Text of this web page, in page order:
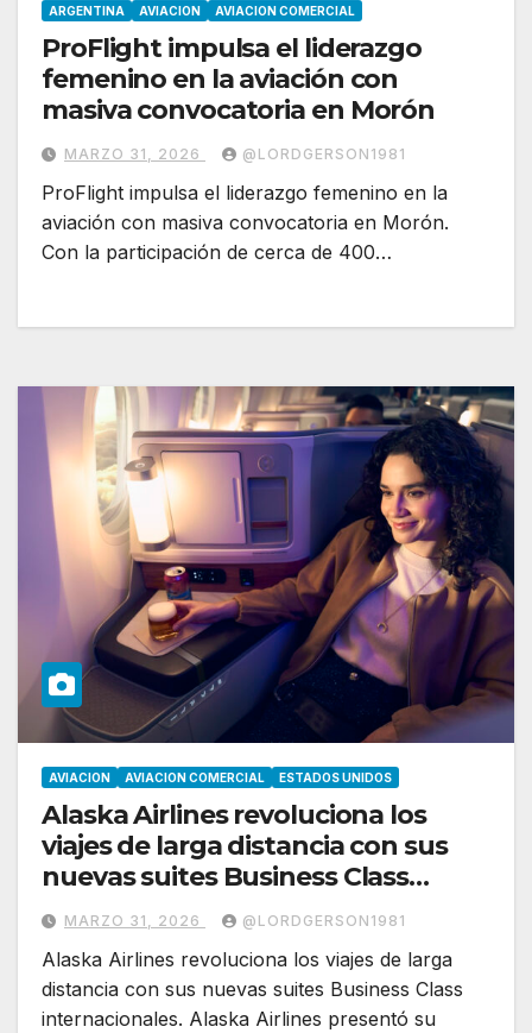
ARGENTINA AVIACION AVIACION COMERCIAL
ProFlight impulsa el liderazgo
femenino en la aviación con
masiva convocatoria en Morón
MARZO 31, 2026 @LORDGERSON1981
ProFlight impulsa el liderazgo femenino en la
aviación con masiva convocatoria en Morón.
Con la participación de cerca de 400…
AVIACION AVIACION COMERCIAL ESTADOS UNIDOS
Alaska Airlines revoluciona los
viajes de larga distancia con sus
nuevas suites Business Class
internacionales
MARZO 31, 2026 @LORDGERSON1981
Alaska Airlines revoluciona los viajes de larga
distancia con sus nuevas suites Business Class
internacionales. Alaska Airlines presentó su